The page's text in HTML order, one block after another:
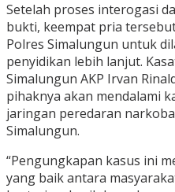
Setelah proses interogasi
bukti, keempat pria
Polres Simalungun untuk
penyidikan lebih lanjut.
Simalungun AKP Irvan
pihaknya akan mendalami
jaringan peredaran
Simalungun.
“Pengungkapan kasus ini
yang baik antara